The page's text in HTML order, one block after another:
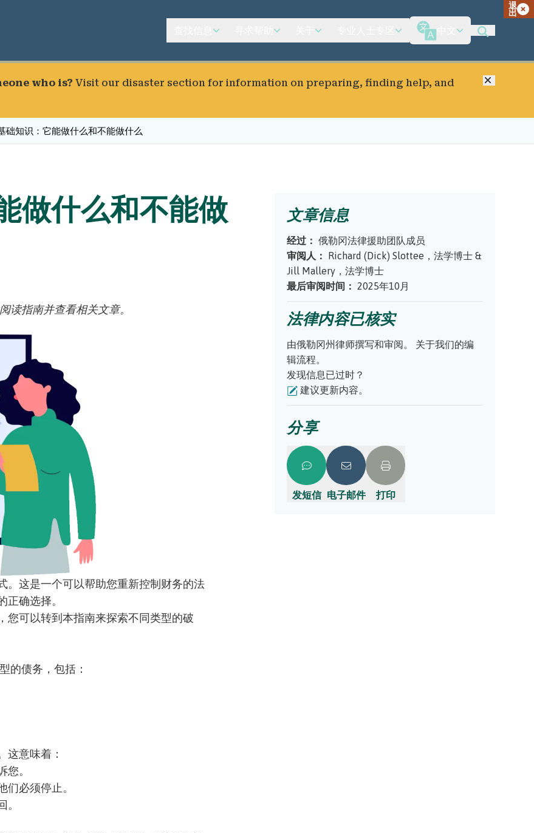
退
出
who is? Visit our disaster section for information on preparing, finding help, and
关闭
础知识：它能做什么和不能做什么
做什么和不能做
读指南并查看相关文章。
。这是一个可以帮助您重新控制财务的法
确选择。
您可以转到本指南来探索不同类型的破
的债务，包括：
这意味着：
您。
们必须停止。
。
文章信息
经过： 俄勒冈法律援助团队成员
审阅人：
Richard (Dick) Slottee，法学博士 &
Jill Mallery，法学博士
最后审阅时间： 2025年10月
法律内容已核实
由俄勒冈州律师撰写和审阅。
关于我们的编
辑流程。
发现信息已过时？
建议更新内容。
分享
发短信 电子邮件 打印